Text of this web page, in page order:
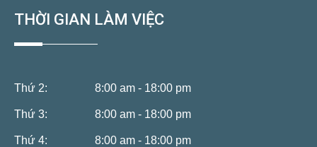
THỜI GIAN LÀM VIỆC
Thứ 2: 8:00 am - 18:00 pm
Thứ 3: 8:00 am - 18:00 pm
Thứ 4: 8:00 am - 18:00 pm